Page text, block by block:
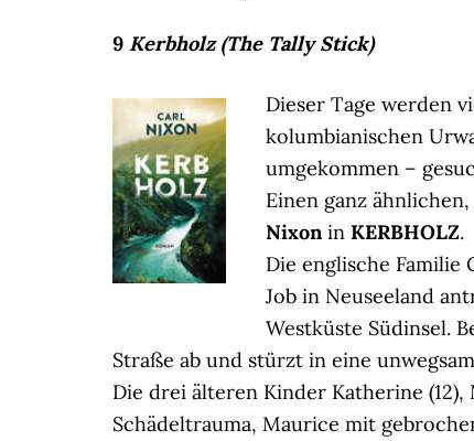
9 Kerbholz (The Tally Stick)
Dieser Tage werden
kolumbianischen
umgekommen –
Einen ganz
Nixonin KERBHOLZ.
Die englische Familie
Job in Neuseeland
Westküste Südinsel.
Straße ab und stürzt in eine
Die drei älteren Kinder Katherine
Schädeltrauma, Maurice mit